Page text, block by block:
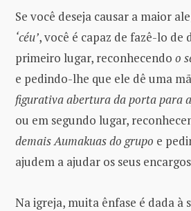
Se você deseja causar a maior
‘céu’, você é capaz de fazê-lo de
primeiro lugar, reconhecendo o
e pedindo-lhe que ele dê uma
figurativa abertura da porta para
ou em segundo lugar,
demais Aumakuas do grupo e
ajudem a ajudar os seus
Na igreja, muita ênfase é dada à